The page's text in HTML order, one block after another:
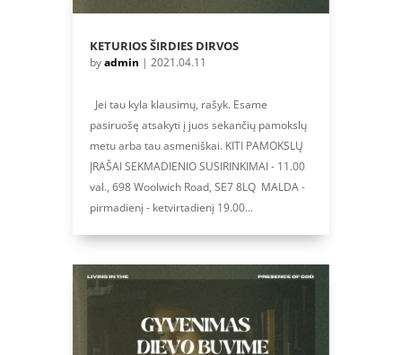
KETURIOS ŠIRDIES DIRVOS
byadmin | 2021.04.11
Jei tau kyla klausimų, rašyk. Esame
pasiruošę atsakyti į juos sekančių pamokslų
metu arba tau asmeniškai. KITI PAMOKSLŲ
ĮRAŠAI SEKMADIENIO SUSIRINKIMAI - 11.00
val., 698 Woolwich Road, SE7 8LQ MALDA -
pirmadienį - ketvirtadienį 19.00...